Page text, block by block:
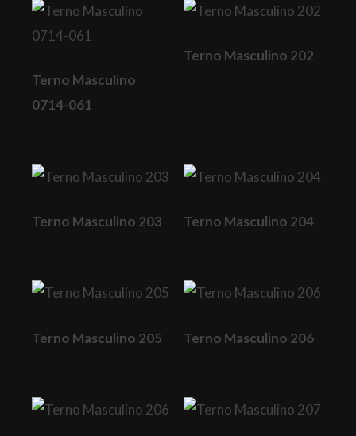
Terno Masculino
0714-061
Terno Masculino 202
Terno Masculino 203 Terno Masculino 204
Terno Masculino 205 Terno Masculino 206